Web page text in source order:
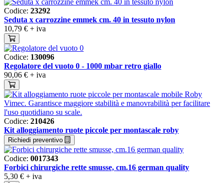
Codice: 23292
Seduta x carrozzine emmek cm. 40 in tessuto nylon
10,79 € + iva
Codice: 130096
Regolatore del vuoto 0 - 1000 mbar retro giallo
90,06 € + iva
Codice: 210426
Kit alloggiamento ruote piccole per montascale roby
Richiedi preventivo
Codice: 0017343
Forbici chirurgiche rette smusse, cm.16 german quality
5,30 € + iva